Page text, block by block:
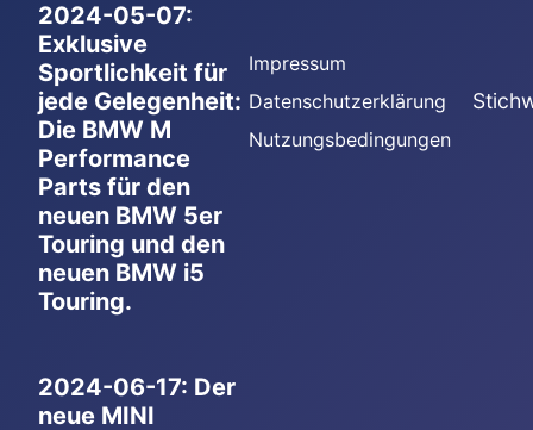
2024-05-07:
Exklusive
Sportlichkeit für
jede Gelegenheit:
Die BMW M
Performance
Parts für den
neuen BMW 5er
Touring und den
neuen BMW i5
Touring.
2024-06-17: Der
neue MINI
Impressum
Datenschutzerklärung
Nutzungsbedingungen